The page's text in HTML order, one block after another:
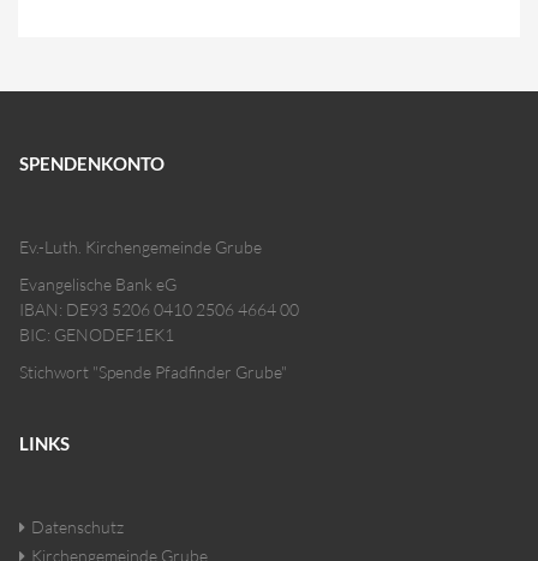
SPENDENKONTO
Ev.-Luth. Kirchengemeinde Grube
Evangelische Bank eG
IBAN: DE93 5206 0410 2506 4664 00
BIC: GENODEF1EK1
Stichwort "Spende Pfadfinder Grube"
LINKS
Datenschutz
Kirchengemeinde Grube